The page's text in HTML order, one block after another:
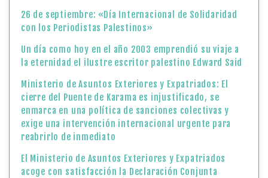
26 de septiembre: «Día Internacional de Solidaridad
con los Periodistas Palestinos»
Un día como hoy en el año 2003 emprendió su viaje a
la eternidad el ilustre escritor palestino Edward Said
Ministerio de Asuntos Exteriores y Expatriados: El
cierre del Puente de Karama es injustificado, se
enmarca en una política de sanciones colectivas y
exige una intervención internacional urgente para
reabrirlo de inmediato
El Ministerio de Asuntos Exteriores y Expatriados
acoge con satisfacción la Declaración Conjunta